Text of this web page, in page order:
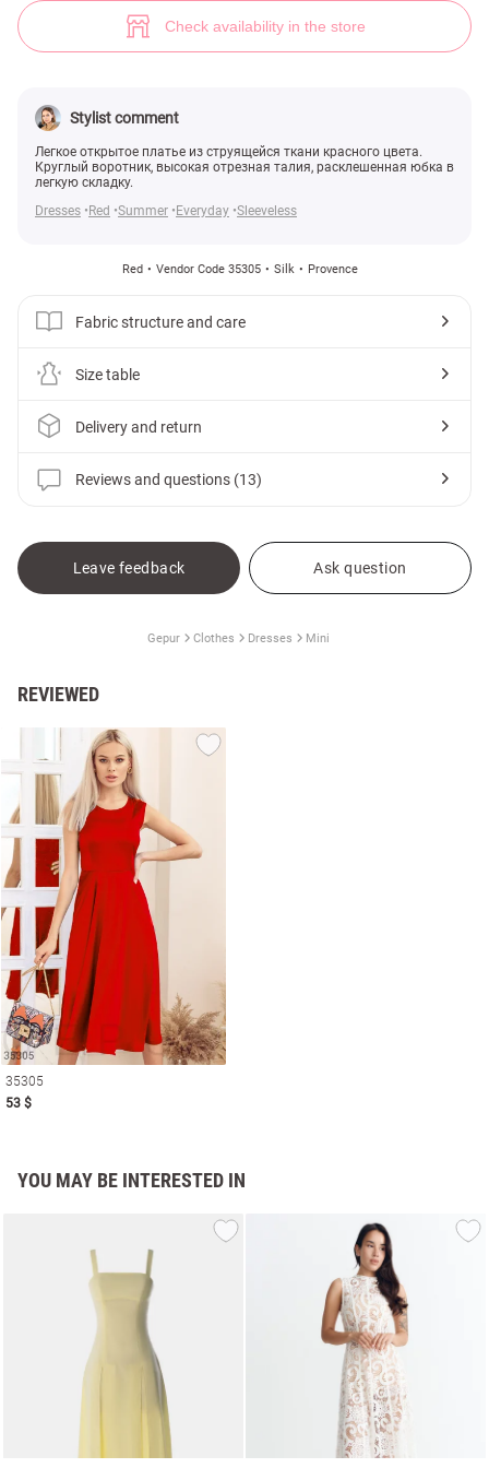
Check availability in the store
Stylist comment
Легкое открытое платье из струящейся ткани красного цвета.
Круглый воротник, высокая отрезная талия, расклешенная юбка в
легкую складку.
Dresses
Red Summer Everyday Sleeveless
Red Vendor Code 35305 Silk Provence
Fabric structure and care
Size table
Delivery and return
Reviews and questions (13)
Leave feedback Ask question
Gepur Clothes Dresses Mini
REVIEWED
35305
53 $
YOU MAY BE INTERESTED IN
(№ 35305) ♡ Gepur - women clothes store